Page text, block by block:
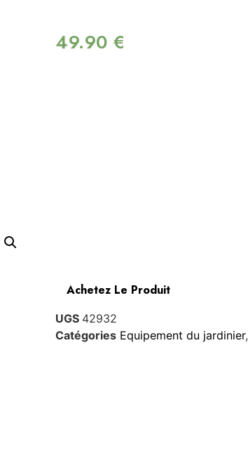
49.90 €
Achetez Le Produit
UGS 42932
Catégories Equipement du jardinier,